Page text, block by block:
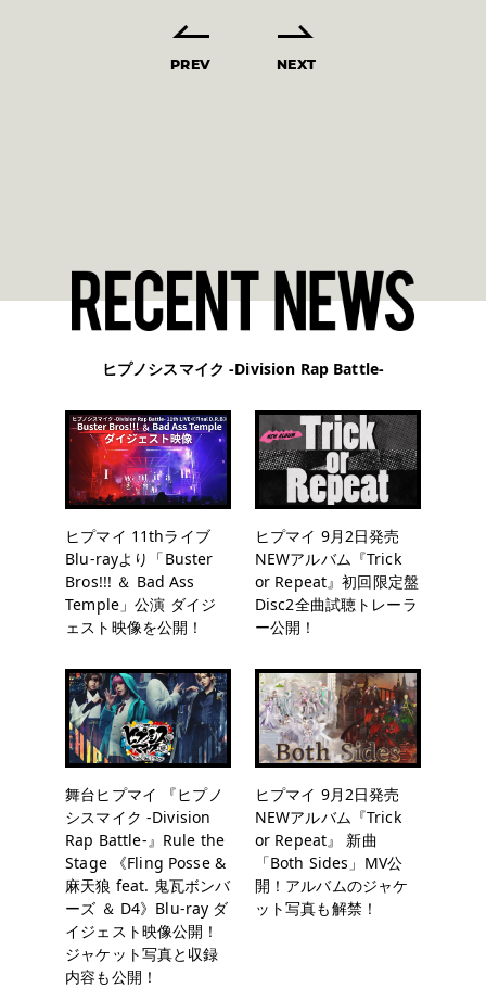
PREV NEXT
ヒプノシスマイク -Division Rap Battle-
ヒプマイ 11thライブ
Blu-rayより「Buster
Bros!!! ＆ Bad Ass
Temple」公演 ダイジ
ェスト映像を公開！
ヒプマイ 9月2日発売
NEWアルバム『Trick
or Repeat』初回限定盤
Disc2全曲試聴トレーラ
ー公開！
舞台ヒプマイ 『ヒプノ
シスマイク -Division
Rap Battle-』Rule the
Stage 《Fling Posse &
麻天狼 feat. 鬼瓦ボンバ
ーズ ＆ D4》Blu-ray ダ
イジェスト映像公開！
ジャケット写真と収録
内容も公開！
ヒプマイ 9月2日発売
NEWアルバム『Trick
or Repeat』 新曲
「Both Sides」MV公
開！アルバムのジャケ
ット写真も解禁！